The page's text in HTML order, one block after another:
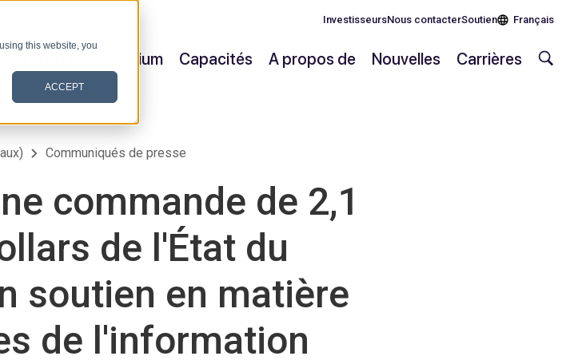
this website, you
ACCEPT
InvestisseursNous contacterSoutien Français
Allerium Capacités A propos de Nouvelles Carrières
Communiqués de presse
commande de 2,1
de l'État du
soutien en matière
de l'information